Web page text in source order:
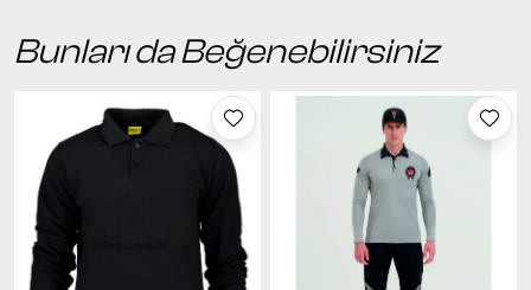
Bunları da Beğenebilirsiniz